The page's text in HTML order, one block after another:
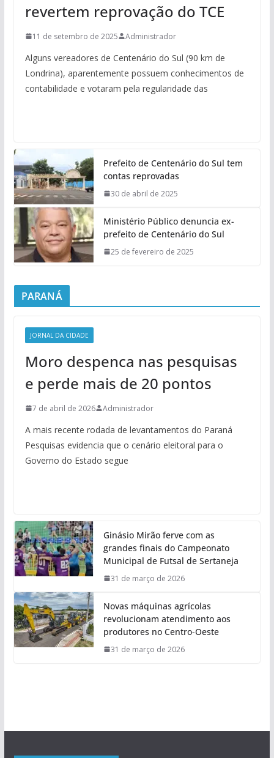
revertem reprovação do TCE
11 de setembro de 2025 Administrador
Alguns vereadores de Centenário do Sul (90 km de
Londrina), aparentemente possuem conhecimentos de
contabilidade e votaram pela regularidade das
Prefeito de Centenário do Sul tem
contas reprovadas
30 de abril de 2025
Ministério Público denuncia ex-
prefeito de Centenário do Sul
25 de fevereiro de 2025
PARANÁ
JORNAL DA CIDADE
Moro despenca nas pesquisas
e perde mais de 20 pontos
7 de abril de 2026 Administrador
A mais recente rodada de levantamentos do Paraná
Pesquisas evidencia que o cenário eleitoral para o
Governo do Estado segue
Ginásio Mirão ferve com as
grandes finais do Campeonato
Municipal de Futsal de Sertaneja
31 de março de 2026
Novas máquinas agrícolas
revolucionam atendimento aos
produtores no Centro-Oeste
31 de março de 2026